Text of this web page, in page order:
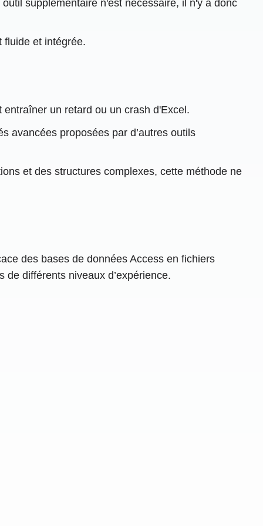
supplémentaire n'est nécessaire, il n'y a donc
fluide et intégrée.
un retard ou un crash d'Excel.
avancées proposées par d’autres outils
et des structures complexes, cette méthode ne
des bases de données Access en fichiers
de différents niveaux d’expérience.